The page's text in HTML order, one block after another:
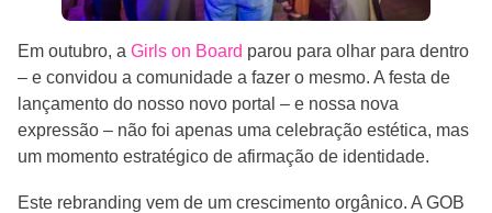
Em outubro, a Girls on Board parou para olhar para dentro
– e convidou a comunidade a fazer o mesmo. A festa de
lançamento do nosso novo portal – e nossa nova
expressão – não foi apenas uma celebração estética, mas
um momento estratégico de afirmação de identidade.
Este rebranding vem de um crescimento orgânico. A GOB